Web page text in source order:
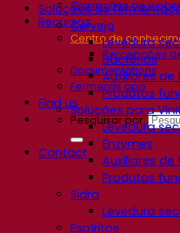
Gravações de
Recursos
Centro de
Percepções
Documentations
Fermentis app
Find us
Pesquisar por:
Contact
Soluções de
Cerveja
Levedura
Bactérias
Auxiliares
Produtos
Soluções para
Levedura
Enzymes
Auxiliares
Produtos
Sidra
Levedura
Espíritos